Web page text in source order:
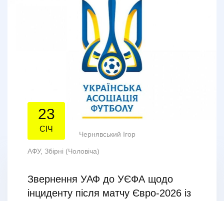
23
СІЧ
Чернявський Ігор
АФУ, Збірні (Чоловіча)
Звернення УАФ до УЄФА щодо
інциденту після матчу Євро-2026 із